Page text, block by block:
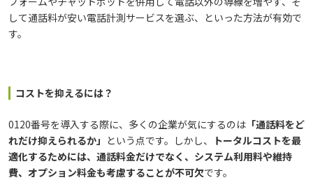
して通話料が安い電話計測サービスを選ぶ、といった方法が有効で
す。
コストを抑えるには？
0120番号を導入する際に、多くの企業が気にするのは「通話料をど
れだけ抑えられるか」 という点です。しかし、
トータルコストを最
適化するためには、通話料金だけでなく、システム利用料や維持
費、オプション料金も考慮することが不可欠です。